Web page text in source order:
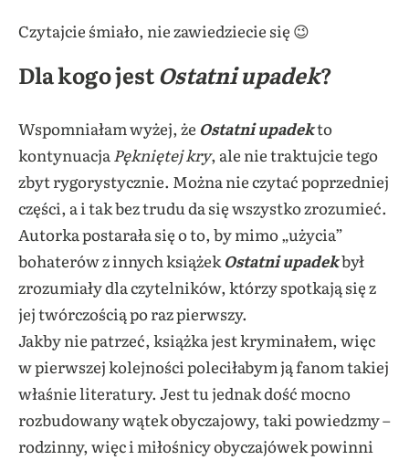
Czytajcie śmiało, nie zawiedziecie się 😉
Dla kogo jestOstatni upadek?
Wspomniałam wyżej, że Ostatni upadekto
kontynuacjaPękniętej kry, ale nie traktujcie tego
zbyt rygorystycznie. Można nie czytać poprzedniej
części, a i tak bez trudu da się wszystko zrozumieć.
Autorka postarała się o to, by mimo „użycia”
bohaterów z innych książekOstatni upadekbył
zrozumiały dla czytelników, którzy spotkają się z
jej twórczością po raz pierwszy.
Jakby nie patrzeć, książka jest kryminałem, więc
w pierwszej kolejności poleciłabym ją fanom takiej
właśnie literatury. Jest tu jednak dość mocno
rozbudowany wątek obyczajowy, taki powiedzmy –
rodzinny, więc i miłośnicy obyczajówek powinni